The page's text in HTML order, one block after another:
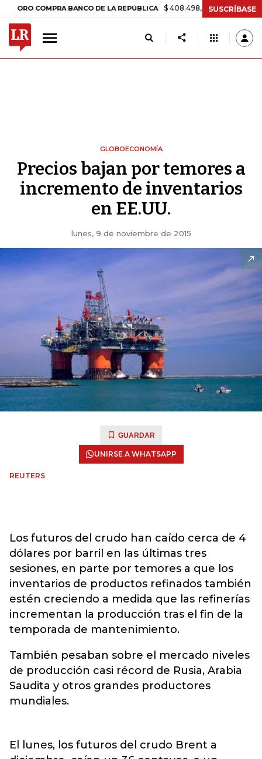
COMPRA BANCO DE LA REPÚBLICA $ 408.498,97 +$ 8.753,81 +2,19%
SUSCRÍBASE
GLOBOECONOMÍA
Precios bajan por temores a
incremento de inventarios
en EE.UU.
lunes, 9 de noviembre de 2015
GUARDAR
UNIRSE A WHATSAPP
REUTERS
Los futuros del crudo han caído cerca de 4
dólares por barril en las últimas tres
sesiones, en parte por temores a que los
inventarios de productos refinados también
estén creciendo a medida que las refinerías
incrementan la producción tras el fin de la
temporada de mantenimiento.
También pesaban sobre el mercado niveles
de producción casi récord de Rusia, Arabia
Saudita y otros grandes productores
mundiales.
El lunes, los futuros del crudo Brent a